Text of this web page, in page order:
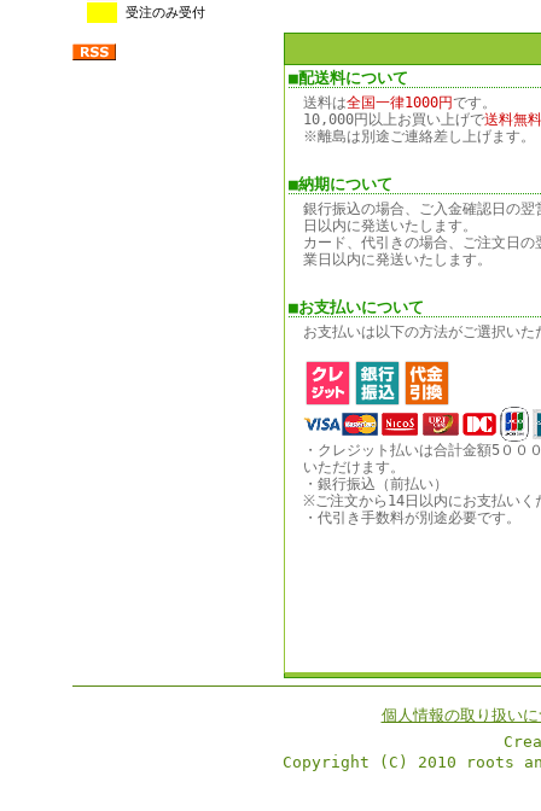
受注のみ受付
■配送料について
送料は全国一律1000円です。
10,000円以上お買い上げで送料無
※離島は別途ご連絡差し上げます。
■納期について
銀行振込の場合、ご入金確認日の翌
日以内に発送いたします。
カード、代引きの場合、ご注文日の
業日以内に発送いたします。
■お支払いについて
お支払いは以下の方法がご選択いた
・クレジット払いは合計金額5００
いただけます。
・銀行振込（前払い）
※ご注文から14日以内にお支払いく
・代引き手数料が別途必要です。
個人情報の取り扱い
Copyright (C) 2010 roots